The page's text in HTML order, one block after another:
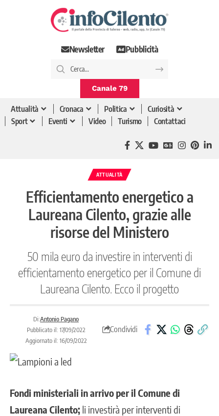
Newsletter Pubblicità
Canale 79
Attualità Cronaca Politica
Curiosità
Sport
Eventi Video Turismo Contattaci
ATTUALITÀ
Efficientamento energetico a
Laureana Cilento, grazie alle
risorse del Ministero
50 mila euro da investire in interventi di
efficientamento energetico per il Comune di
Laureana Cilento. Ecco il progetto
Di:Antonio Pagano
Pubblicato il: 17/09/2022
Aggiornato il: 16/09/2022
Condividi
Fondi ministeriali in arrivo per il Comune di
Laureana Cilento; li investirà per interventi di